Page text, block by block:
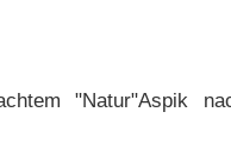
"Natur"Aspik